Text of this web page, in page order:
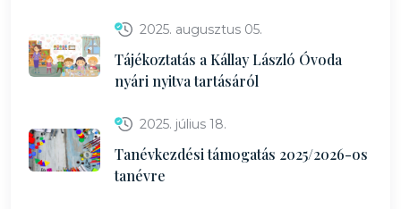
2025. augusztus 05.
Tájékoztatás a Kállay László Óvoda
nyári nyitva tartásáról
2025. július 18.
Tanévkezdési támogatás 2025/2026-os
tanévre